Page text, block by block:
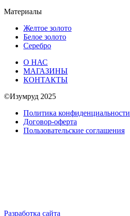
Материалы
Желтое золото
Белое золото
Серебро
О НАС
МАГАЗИНЫ
КОНТАКТЫ
©Изумруд 2025
Политика конфиденциальности
Договор-оферта
Пользовательские соглашения
Разработка сайта